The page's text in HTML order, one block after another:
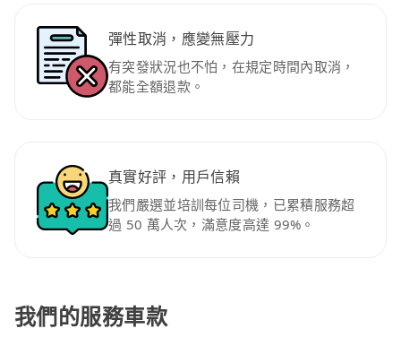
彈性取消，應變無壓力
有突發狀況也不怕，在規定時間內取消，
都能全額退款。
真實好評，用戶信賴
我們嚴選並培訓每位司機，已累積服務超
過 50 萬人次，滿意度高達 99%。
我們的服務車款